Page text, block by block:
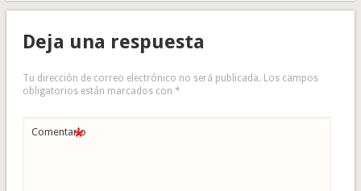
Deja una respuesta
Tu dirección de correo electrónico no será publicada. Los campos
obligatorios están marcados con *
Comentario
*